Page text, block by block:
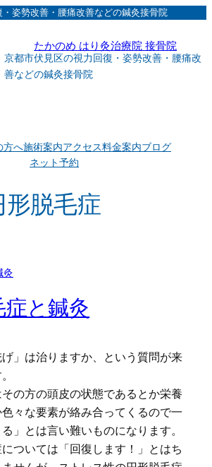
姿勢改善・腰痛改善などの鍼灸接骨院
たかのめ はり灸治療院 接骨院
京都市伏見区の視力回復・姿勢改善・腰痛改
善などの鍼灸接骨院
方へ施術案内アクセス料金案内ブログ
ネット予約
形脱毛症
症と鍼灸
」は治りますか、という質問が来
の方の頭皮の状態であるとか栄養
々な要素が絡み合ってくるので一
」とは言い難いものになります。
ついては「回復します！」とはち